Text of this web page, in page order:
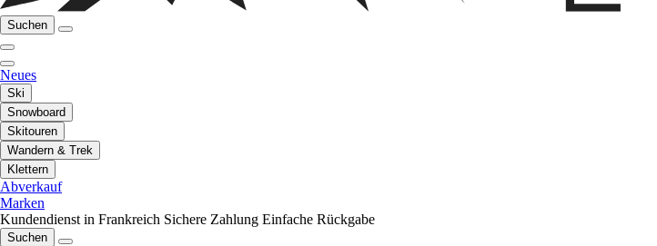
Suchen
Neues
Ski
Snowboard
Skitouren
Wandern & Trek
Klettern
Abverkauf
Marken
Kundendienst in Frankreich Sichere Zahlung Einfache Rückgabe
Suchen